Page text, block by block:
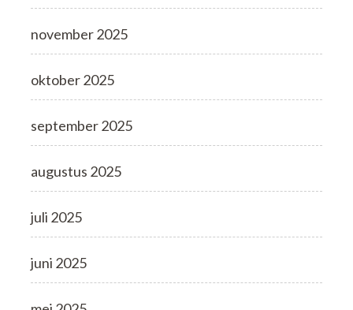
november 2025
oktober 2025
september 2025
augustus 2025
juli 2025
juni 2025